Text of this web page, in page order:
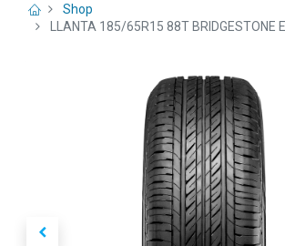
Shop
LLANTA 185/65R15 88T BRIDGESTONE